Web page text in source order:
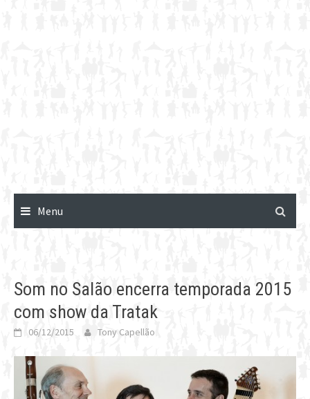
Menu
Som no Salão encerra temporada 2015
com show da Tratak
06/12/2015 Tony Capellão